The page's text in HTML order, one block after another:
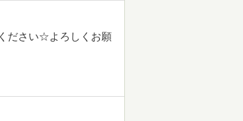
ださい☆よろしくお願